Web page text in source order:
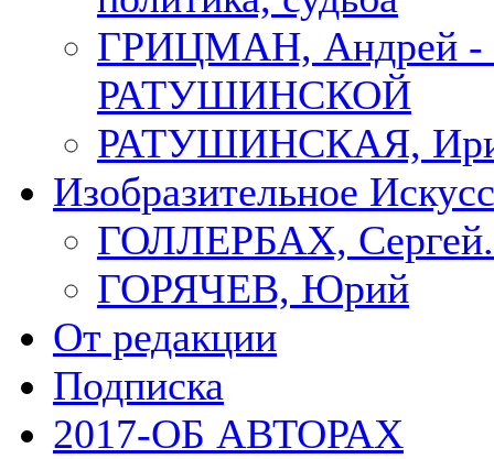
ГРИЦМАН,
РАТУШИНСКОЙ
РАТУШИНСКАЯ,
Изобразительное
ГОЛЛЕРБАХ, Сергей.
ГОРЯЧЕВ, Юрий
От редакции
Подписка
2017-ОБ АВТОРАХ